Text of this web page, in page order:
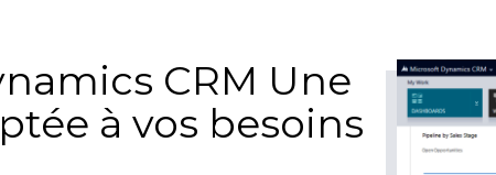
CRM Une
à vos besoins